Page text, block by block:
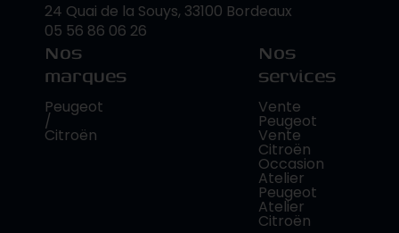
24 Quai de la Souys, 33100 Bordeaux
05 56 86 06 26
Nos
marques
Peugeot
/
Citroën
Nos
services
Vente
Peugeot
Vente
Citroën
Occasion
Atelier
Peugeot
Atelier
Citroën